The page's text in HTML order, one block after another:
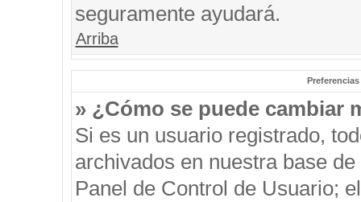
seguramente ayudará.
Arriba
» ¿Cómo se puede cambiar
Si es un usuario registrado,
archivados en nuestra base
Panel de Control de Usuario;